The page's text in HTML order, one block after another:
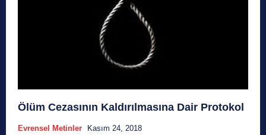
Ölüm Cezasının Kaldırılmasına Dair Protokol
Evrensel Metinler Kasım 24, 2018